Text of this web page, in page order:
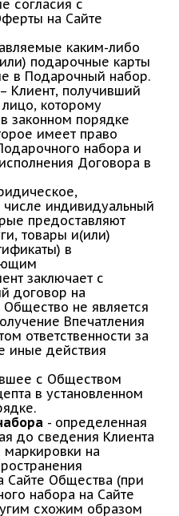
согласия с
на Сайте
каким-либо
подарочные карты
в Подарочный набор.
– Клиент, получивший
которому
законном порядке
имеет право
набора и
Договора в
индивидуальный
предоставляют
товары и(или)
в
заключает с
договор на
Общество не является
Впечатления
ответственности за
иные действия
с Обществом
в установленном
- определенная
до сведения Клиента
на
Сайте Общества (при
набора на Сайте
схожим образом